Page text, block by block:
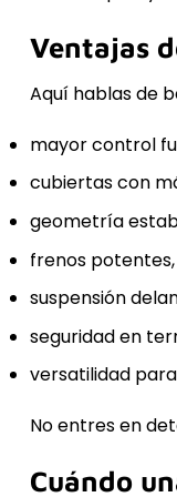
Ventajas
Aquí hablas de
mayor control
cubiertas con
geometría
frenos potentes,
suspensión
seguridad en
versatilidad
No entres en
Cuándo